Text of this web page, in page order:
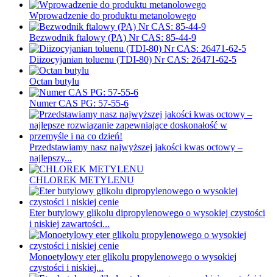
Wprowadzenie do produktu metanolowego
Bezwodnik ftalowy (PA) Nr CAS: 85-44-9
Diizocyjanian toluenu (TDI-80) Nr CAS: 26471-62-5
Octan butylu
Numer CAS PG: 57-55-6
Przedstawiamy nasz najwyższej jakości kwas octowy –
najlepszy...
CHLOREK METYLENU
Eter butylowy glikolu dipropylenowego o wysokiej czystości
i niskiej zawartości...
Monoetylowy eter glikolu propylenowego o wysokiej
czystości i niskiej...